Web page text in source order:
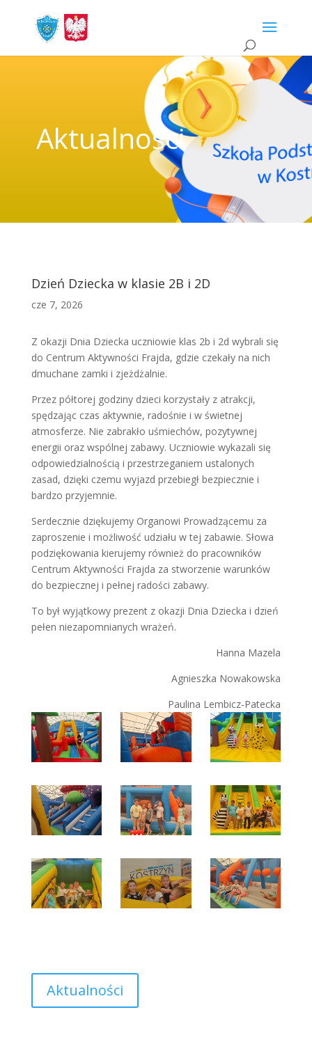
Aktualności
Dzień Dziecka w klasie 2B i 2D
cze 7, 2026
Z okazji Dnia Dziecka uczniowie klas 2b i 2d wybrali się
do Centrum Aktywności Frajda, gdzie czekały na nich
dmuchane zamki i zjeżdżalnie.
Przez półtorej godziny dzieci korzystały z atrakcji,
spędzając czas aktywnie, radośnie i w świetnej
atmosferze. Nie zabrakło uśmiechów, pozytywnej
energii oraz wspólnej zabawy. Uczniowie wykazali się
odpowiedzialnością i przestrzeganiem ustalonych
zasad, dzięki czemu wyjazd przebiegł bezpiecznie i
bardzo przyjemnie.
Serdecznie dziękujemy Organowi Prowadzącemu za
zaproszenie i możliwość udziału w tej zabawie. Słowa
podziękowania kierujemy również do pracowników
Centrum Aktywności Frajda za stworzenie warunków
do bezpiecznej i pełnej radości zabawy.
To był wyjątkowy prezent z okazji Dnia Dziecka i dzień
pełen niezapomnianych wrażeń.
Hanna Mazela
Agnieszka Nowakowska
Paulina Lembicz-Patecka
Aktualności